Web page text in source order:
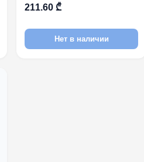
211.60 ₾
Нет в наличии